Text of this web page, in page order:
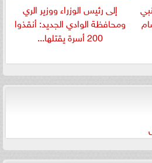
إلى رئيس الوزراء ووزير الري
ومحافظة الوادي الجديد: أنقذوا
200 أسرة يقتلها...